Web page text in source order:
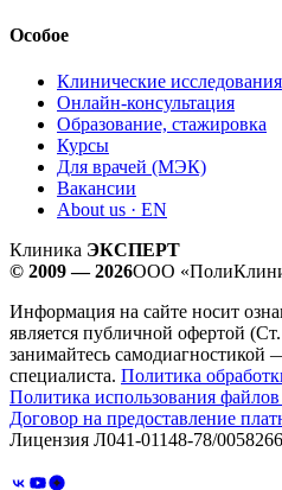
Особое
Клинические исследования
Онлайн-консультация
Образование, стажировка
Курсы
Для врачей (МЭК)
Вакансии
About us · EN
Клиника ЭКСПЕРТ
© 2009 — 2026ООО
Информация на сайте носит
является публичной офертой
занимайтесь самодиагностикой
специалиста. Политика
Политика использования
Договор на предоставление
Лицензия Л041-01148-78/